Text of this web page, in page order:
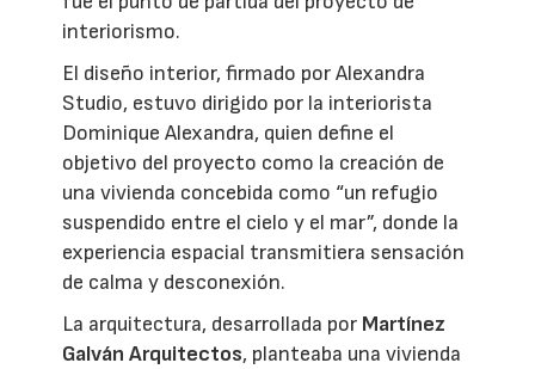
interiorismo.
El diseño interior, firmado por Alexandra
Studio, estuvo dirigido por la interiorista
Dominique Alexandra, quien define el
objetivo del proyecto como la creación de
una vivienda concebida como “un refugio
suspendido entre el cielo y el mar”, donde la
experiencia espacial transmitiera sensación
de calma y desconexión.
La arquitectura, desarrollada por Martínez
Galván Arquitectos, planteaba una vivienda